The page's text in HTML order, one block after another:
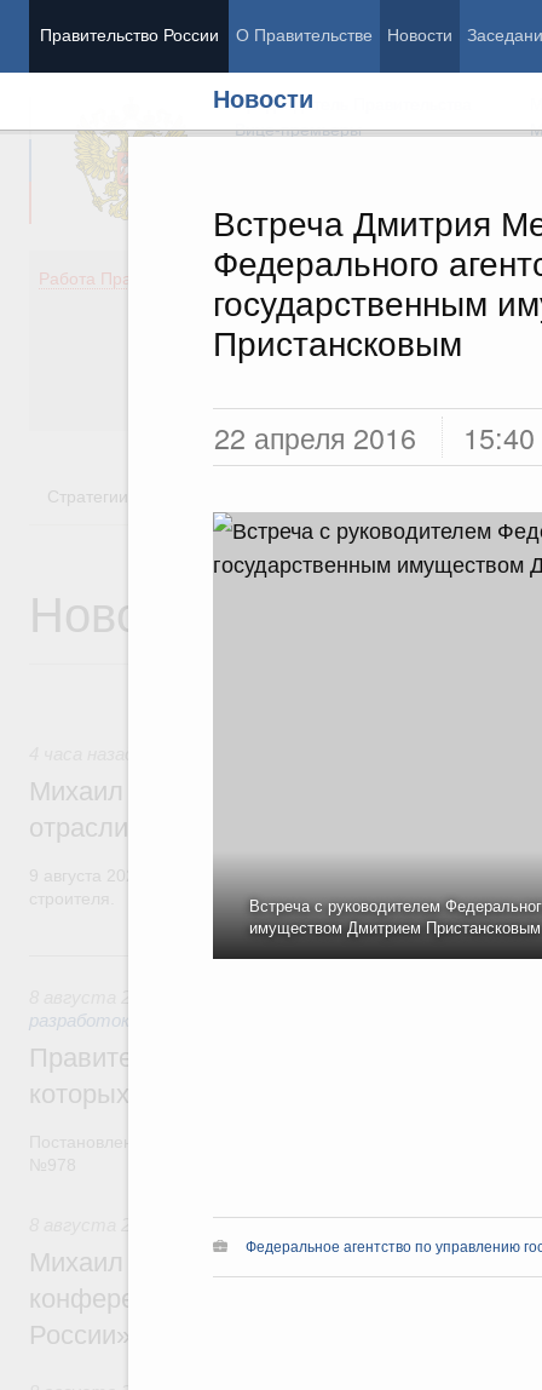
Правительство России О Правительстве Новости
Новости
Встреча Дмитрия
Федерального
государственным
Пристансковым
22 апреля 2016 15:40
Встреча с руководителем
имуществом Дмитрием Пристансковым
Федеральное агентство по управлению
Председатель Правительства
Вице-премьеры
Работа Правительства
Демография
Здоровье
Образование
Культура
Государство
Стратегии
Новости
Михаил Мишустин поздравил
отрасли с профессиональным
Вчера
разработок
Правительство расширило перечень
которых освобождаются от НДФЛ
Отрасль информационных технологий
Михаил Мишустин дал поручения по
конференции «Цифровая индустрия
России»